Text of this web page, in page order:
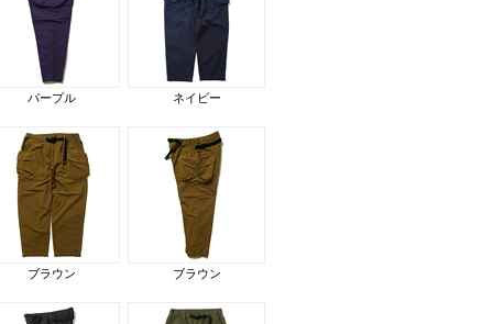
パープル ネイビー
ブラウン ブラウン